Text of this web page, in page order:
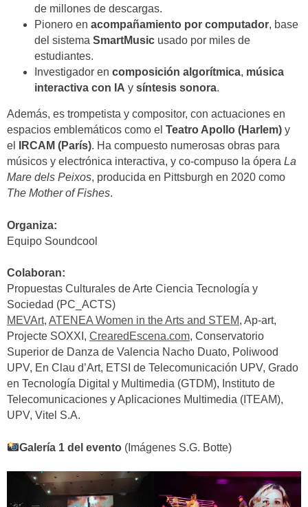
de millones de descargas.
Pionero en acompañamiento por computador, base
del sistema SmartMusic usado por miles de
estudiantes.
Investigador en composición algorítmica, música
interactiva con IA y síntesis sonora.
Además, es trompetista y compositor, con actuaciones en
espacios emblemáticos como el Teatro Apollo (Harlem) y
el
IRCAM (París). Ha compuesto numerosas obras para
músicos y electrónica interactiva, y co-compuso la ópera La
Mare dels Peixos, producida en Pittsburgh en 2020 como
The Mother of Fishes.
Organiza:
Equipo Soundcool
Colaboran:
Propuestas Culturales de Arte Ciencia Tecnología y
Sociedad (PC_ACTS)
MEVArt, ATENEA Women in the Arts and STEM, Ap-art,
Projecte SOXXI, CrearedEscena.com, Conservatorio
Superior de Danza de Valencia Nacho Duato, Poliwood
UPV, En Clau d’Art, ETSI de Telecomunicación UPV, Grado
en Tecnología Digital y Multimedia (GTDM), Instituto de
Telecomunicaciones y Aplicaciones Multimedia (ITEAM),
UPV, Vitel S.A.
Galería 1 del evento(Imágenes S.G. Botte)